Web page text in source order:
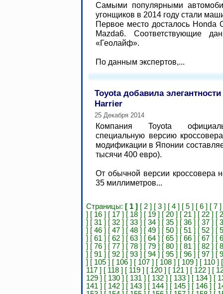
Самыми популярными
угонщиков в 2014 году стали
Первое место досталось Honda
Mazda6. Соответствующие
«Геолайф».
По данным экспертов,...
Toyota добавила
Harrier
25 Декабря 2014
Компания Toyota
специальную версию
модификации в Японии
тысячи 400 евро).
От обычной версии кроссовера
35 миллиметров...
Страницы: [ 1 ] [ 2 ] [ 3 ] [ 4 ] [ 5 ] [ 6 ] [ 7 ]
] [ 16 ] [ 17 ] [ 18 ] [ 19 ] [ 20 ] [ 21 ] [ 22 ] [
] [ 31 ] [ 32 ] [ 33 ] [ 34 ] [ 35 ] [ 36 ] [ 37 ] [
] [ 46 ] [ 47 ] [ 48 ] [ 49 ] [ 50 ] [ 51 ] [ 52 ] [
] [ 61 ] [ 62 ] [ 63 ] [ 64 ] [ 65 ] [ 66 ] [ 67 ] [
] [ 76 ] [ 77 ] [ 78 ] [ 79 ] [ 80 ] [ 81 ] [ 82 ] [
] [ 91 ] [ 92 ] [ 93 ] [ 94 ] [ 95 ] [ 96 ] [ 97 ] [
] [ 105 ] [ 106 ] [ 107 ] [ 108 ] [ 109 ] [ 110 ]
117 ] [ 118 ] [ 119 ] [ 120 ] [ 121 ] [ 122 ] [
129 ] [ 130 ] [ 131 ] [ 132 ] [ 133 ] [ 134 ] [
141 ] [ 142 ] [ 143 ] [ 144 ] [ 145 ] [ 146 ] [